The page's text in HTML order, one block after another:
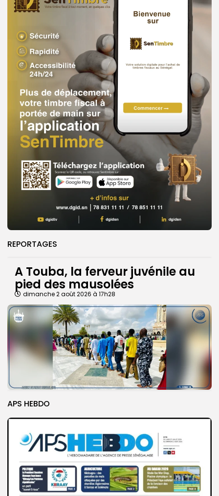
REPORTAGES
A Touba, la ferveur juvénile au
pied des mausolées
dimanche 2 août 2026 à 17h28
APS HEBDO